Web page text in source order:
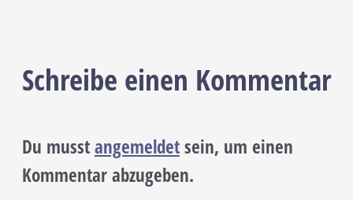
Schreibe einen Kommentar
Du musstangemeldetsein, um einen
Kommentar abzugeben.